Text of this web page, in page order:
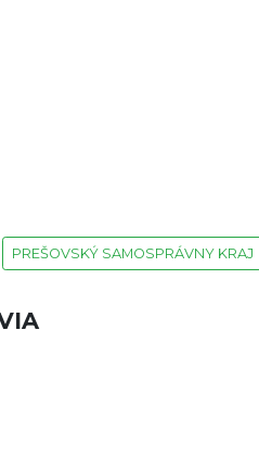
PREŠOVSKÝ SAMOSPRÁVNY KRAJ